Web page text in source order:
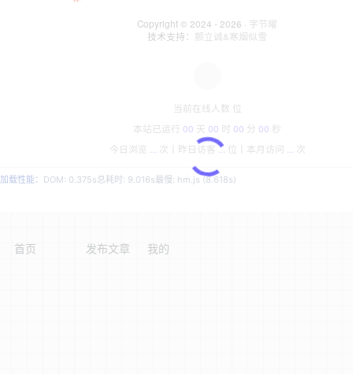
Copyright © 2024 - 2026 · 字节曜
技术支持： 颤立诚&寒烟似雪
当前在线人数 位
本站已运行 00 天 00 时 00 分 00 秒
今日浏览
次丨 昨日访客... 位丨 本月访问 次
加载性能： DOM: 0.375s总耗时: 9.016s最慢: hm.js (8.618s)
首页 发布文章 我的